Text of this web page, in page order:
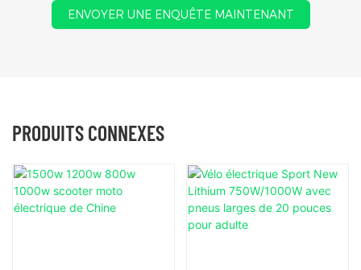
ENVOYER UNE ENQUÊTE MAINTENANT
PRODUITS CONNEXES